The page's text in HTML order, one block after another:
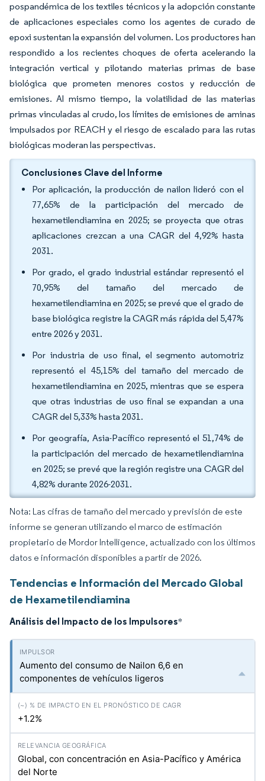
pospandémica de los textiles técnicos y la adopción constante
de aplicaciones especiales como los agentes de curado de
epoxi sustentan la expansión del volumen. Los productores han
respondido a los recientes choques de oferta acelerando la
integración vertical y pilotando materias primas de base
biológica que prometen menores costos y reducción de
emisiones. Al mismo tiempo, la volatilidad de las materias
primas vinculadas al crudo, los límites de emisiones de aminas
impulsados por REACH y el riesgo de escalado para las rutas
biológicas moderan las perspectivas.
Conclusiones Clave del Informe
Por aplicación, la producción de nailon lideró con el
77,65% de la participación del mercado de
hexametilendiamina en 2025; se proyecta que otras
aplicaciones crezcan a una CAGR del 4,92% hasta
2031.
Por grado, el grado industrial estándar representó el
70,95% del tamaño del mercado de
hexametilendiamina en 2025; se prevé que el grado de
base biológica registre la CAGR más rápida del 5,47%
entre 2026 y 2031.
Por industria de uso final, el segmento automotriz
representó el 45,15% del tamaño del mercado de
hexametilendiamina en 2025, mientras que se espera
que otras industrias de uso final se expandan a una
CAGR del 5,33% hasta 2031.
Por geografía, Asia-Pacífico representó el 51,74% de
la participación del mercado de hexametilendiamina
en 2025; se prevé que la región registre una CAGR del
4,82% durante 2026-2031.
Nota: Las cifras de tamaño del mercado y previsión de este
informe se generan utilizando el marco de estimación
propietario de Mordor Intelligence, actualizado con los últimos
datos e información disponibles a partir de 2026.
Tendencias e Información del Mercado Global
de Hexametilendiamina
Análisis del Impacto de los Impulsores*
Aumento del consumo de Nailon 6,6 en
componentes de vehículos ligeros
+1.2%
Global, con concentración en Asia-Pacífico y América
del Norte